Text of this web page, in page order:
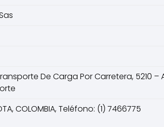
De Carga Por Carretera, 5210
COLOMBIA, Teléfono: (1) 7466775